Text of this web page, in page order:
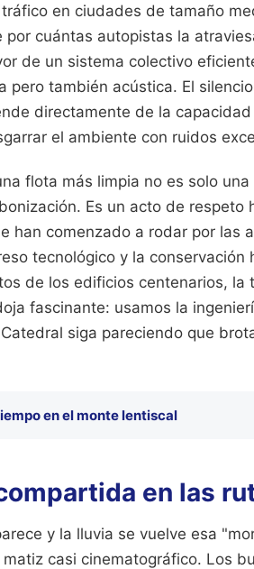
en ciudades de tamaño
por cuántas autopistas la
de un sistema colectivo
pero también acústica. El
directamente de la
el ambiente con ruidos
flota más limpia no es solo
Es un acto de respeto
han comenzado a rodar por las
tecnológico y la
de los edificios centenarios, la
fascinante: usamos la
siga pareciendo que
en el monte lentiscal
en las
y la lluvia se vuelve esa
casi cinematográfico. Los